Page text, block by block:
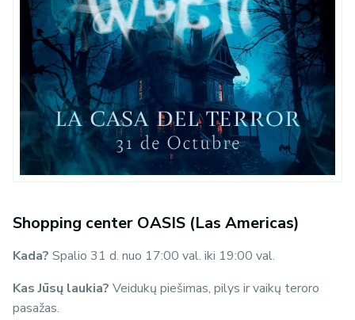
Shopping center OASIS (Las Americas)
Kada? Spalio 31 d. nuo 17:00 val. iki 19:00 val.
Kas Jūsų laukia? Veidukų piešimas, pilys ir vaikų teroro
pasažas.